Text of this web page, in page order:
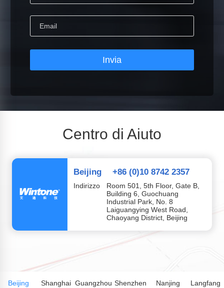
Invia
Centro di Aiuto
Beijing +86 (0)10 8742 2357
Indirizzo
Room 501, 5th Floor, Gate B,
Building 6, Guochuang
Industrial Park, No. 8
Laiguangying West Road,
Chaoyang District, Beijing
Beijing Shanghai Guangzhou Shenzhen Nanjing Langfang